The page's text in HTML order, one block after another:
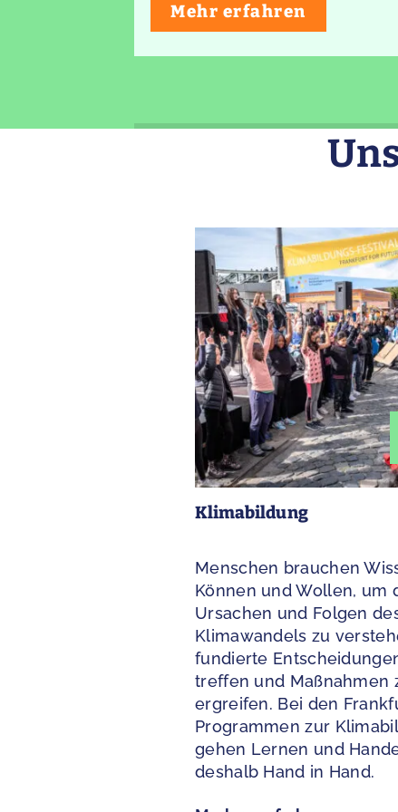
Mehr erfahren
Klimabildung
Menschen brauchen
Können und Wollen, um
Ursachen und Folgen
Klimawandels zu
fundierte
treffen und Maßnahmen
ergreifen. Bei den
Programmen zur
gehen Lernen und
deshalb Hand in Hand.